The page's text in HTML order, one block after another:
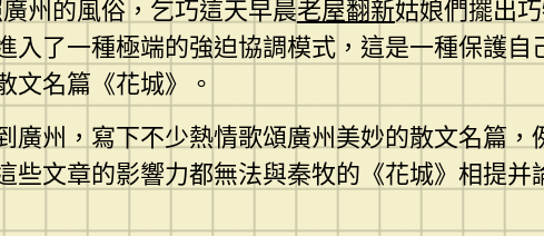
州的風俗，乞巧這天早晨老屋翻新姑娘們擺出
入了一種極端的強迫協調模式，這是一種保護
文名篇《花城》。
廣州，寫下不少熱情歌頌廣州美妙的散文名篇
文章的影響力都無法與秦牧的《花城》相提并